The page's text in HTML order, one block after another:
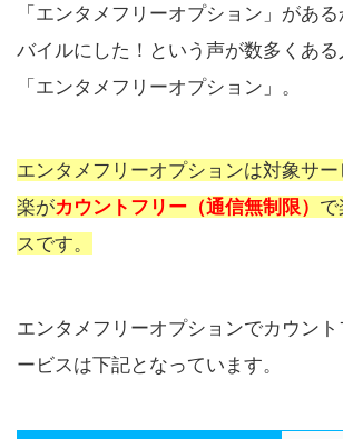
「エンタメフリーオプション」があ
バイルにした！という声が数多くあ
「エンタメフリーオプション」。
エンタメフリーオプションは対象サ
楽がカウントフリー（通信無制限）
スです。
エンタメフリーオプションでカウン
ービスは下記となっています。